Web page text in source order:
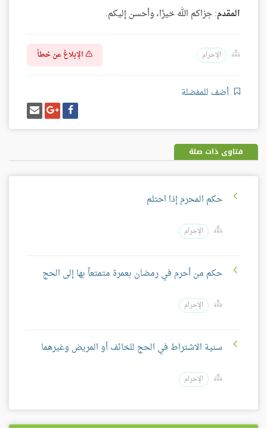
المقدم: جزاكم الله خيرًا، وأحسن إليكم.
الإحرام الإبلاغ عن خطأ
أضف للمفضلة
شارك
على
فيسبوك
شارك
على
غوغل
بلس
إرسل
إيميل
فتاوى ذات صلة
حكم المحرم إذا احتلم
الإحرام
حكم من أحرم في رمضان بعمرة متمتعاً بها إلى الحج
الإحرام
سنية الاشتراط في الحج للخائف أو المريض وغيرهما
الإحرام